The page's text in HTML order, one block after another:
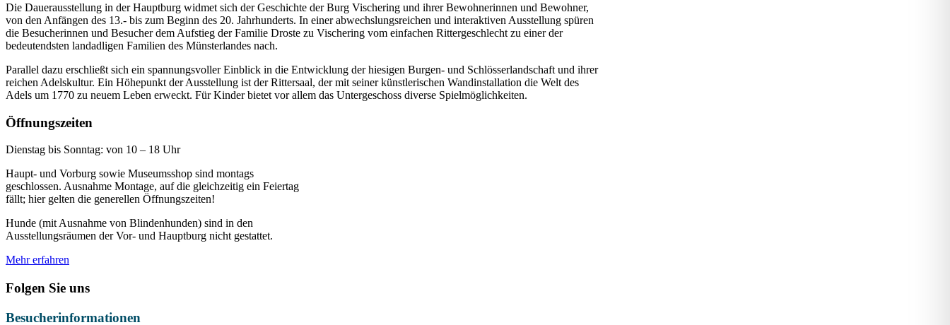
Die Dauerausstellung in der Hauptburg widmet sich der Geschichte der Burg Vischering und ihrer Bewohnerinnen und Bewohner,
von den Anfängen des 13.- bis zum Beginn des 20. Jahrhunderts. In einer abwechslungsreichen und interaktiven Ausstellung spüren
die Besucherinnen und Besucher dem Aufstieg der Familie Droste zu Vischering vom einfachen Rittergeschlecht zu einer der
bedeutendsten landadligen Familien des Münsterlandes nach.
Parallel dazu erschließt sich ein spannungsvoller Einblick in die Entwicklung der hiesigen Burgen- und Schlösserlandschaft und ihrer
reichen Adelskultur. Ein Höhepunkt der Ausstellung ist der Rittersaal, der mit seiner künstlerischen Wandinstallation die Welt des
Adels um 1770 zu neuem Leben erweckt. Für Kinder bietet vor allem das Untergeschoss diverse Spielmöglichkeiten.
Öffnungszeiten
Dienstag bis Sonntag: von 10 – 18 Uhr
Haupt- und Vorburg sowie Museumsshop sind montags
geschlossen. Ausnahme Montage, auf die gleichzeitig ein Feiertag
fällt; hier gelten die generellen Öffnungszeiten!
Hunde (mit Ausnahme von Blindenhunden) sind in den
Ausstellungsräumen der Vor- und Hauptburg nicht gestattet.
Mehr erfahren
Folgen Sie uns
Besucherinformationen